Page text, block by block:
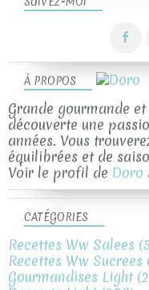
À PROPOS
Grande gourmande
découverte une
années. Vous
équilibrées et de
Voir le profil de Doro
CATÉGORIES
Recettes Ww Salees
Recettes Ww Sucrees
Gourmandises Light